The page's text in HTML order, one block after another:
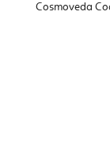
Cosmoveda